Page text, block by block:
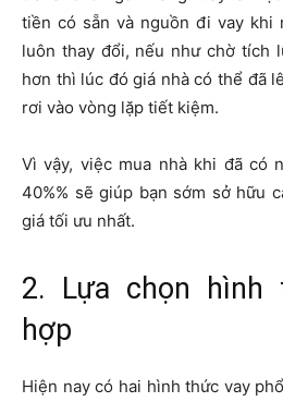
tiền có sẵn và nguồn đi vay khi
luôn thay đổi, nếu như chờ tích
hơn thì lúc đó giá nhà có thể đã
rơi vào vòng lặp tiết kiệm.
Vì vậy, việc mua nhà khi đã có
40%% sẽ giúp bạn sớm sở hữu
giá tối ưu nhất.
2. Lựa chọn hình
hợp
Hiện nay có hai hình thức vay